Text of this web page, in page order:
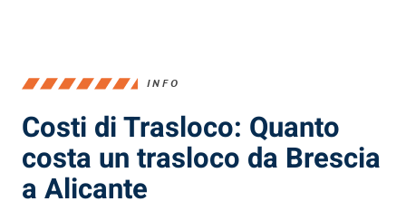
INFO
Costi di Trasloco: Quanto
costa un trasloco da Brescia
a Alicante